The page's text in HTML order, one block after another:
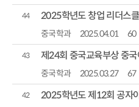
44 2025학년도 창업 리더스
중국학과 2025.04.01 60
43 제24회 중국교육부상 중
중국학과 2025.03.27 67
42